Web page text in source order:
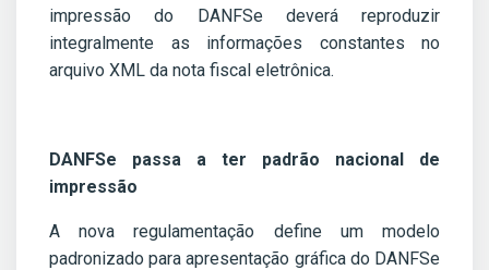
impressão do DANFSe deverá reproduzir
integralmente as informações constantes no
arquivo XML da nota fiscal eletrônica.
DANFSe passa a ter padrão nacional de
impressão
A nova regulamentação define um modelo
padronizado para apresentação gráfica do DANFSe